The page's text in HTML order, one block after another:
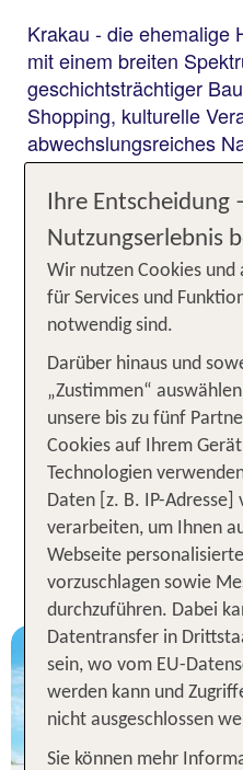
Krakau - die ehemalige
mit einem breiten
geschichtsträchtiger
Shopping, kulturelle
abwechslungsreiches
einem Besuch der
Herzstück der
Glowny" - der
Krakauer Altstadt.
um den Platz laden
der prächtigen
Besuch der berühmten
sie gehört neben den
Tuchhallen oder dem
Wawelhügel zu den
Neugierig geworden?
und großes Budget
tui.com gebucht werden.
Die
für Krakau
Ihre Entscheidung
Nutzungserlebnis
Wir nutzen Cookies und
für Services und
notwendig sind.
Darüber hinaus und
„Zustimmen“
unsere bis zu fünf
Cookies auf Ihrem
Technologien
Daten [z. B. IP-Adresse]
verarbeiten, um Ihnen
Webseite
vorzuschlagen sowie
durchzuführen. Dabei
Datentransfer in
sein, wo vom EU-
werden kann und
nicht ausgeschlossen
Sie können mehr